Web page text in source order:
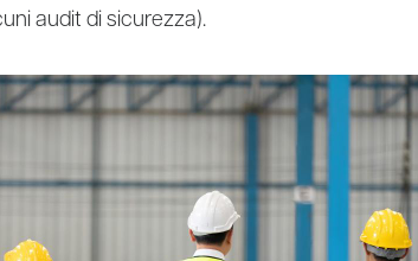
audit di sicurezza).